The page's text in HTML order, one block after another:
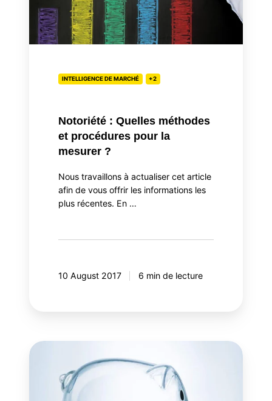
mesurer
?
INTELLIGENCE DE MARCHÉ +2
Notoriété : Quelles méthodes
et procédures pour la
mesurer ?
Nous travaillons à actualiser cet article
afin de vous offrir les informations les
plus récentes. En …
10 August 2017 6 min de lecture
La
cachée